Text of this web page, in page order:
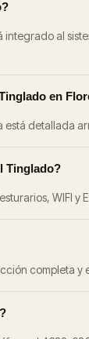
integrado al
en
detallada
Tinglado?
WIFI
completa